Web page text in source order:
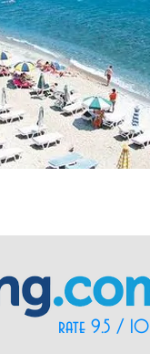
rate 9.5 / 10